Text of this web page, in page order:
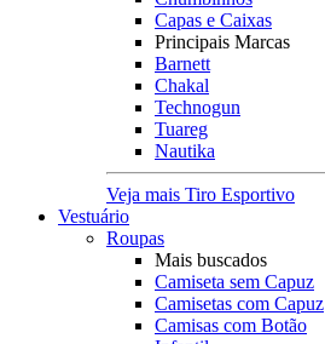
Capas e Caixas
Principais Marcas
Barnett
Chakal
Technogun
Tuareg
Nautika
Veja mais Tiro Esportivo
Vestuário
Roupas
Mais buscados
Camiseta sem Capuz
Camisetas com Capuz
Camisas com Botão